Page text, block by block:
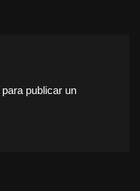
para publicar un